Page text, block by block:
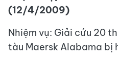
(12/4/2009)
Nhiệm vụ: Giải cứu 20
tàu Maersk Alabama bị